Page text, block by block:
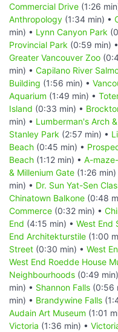
Commercial Drive (1:26
Anthropology (1:34 min) •
min) • Lynn Canyon Park
Provincial Park (0:59 min) •
Greater Vancouver Zoo
min) • Capilano River
Building (1:56 min) •
Aquarium (1:49 min) •
Island (0:33 min) •
min) • Lumberman's Arch
Stanley Park (2:57 min) •
Beach (0:45 min) •
Beach (1:12 min) • A-
& Millenium Gate (1:26 min)
min) • Dr. Sun Yat-Sen
Chinatown Balkone (0:48
Commerce (0:32 min) •
End (4:15 min) • West End
End Architekturstile (1:00
Street (0:30 min) • West
West End Roedde House
Neighbourhoods (0:49
min) • Shannon Falls (0:56
min) • Brandywine Falls
Audain Art Museum (1:01
Victoria (1:36 min) •